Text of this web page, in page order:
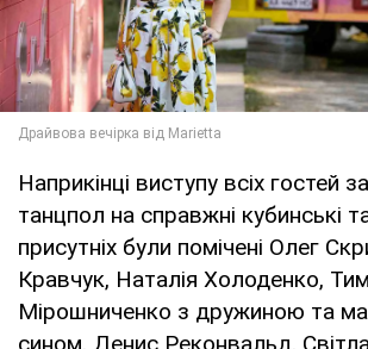
Наприкінці виступу всіх гостей
танцпол на справжні кубинські
присутніх були помічені Олег
Кравчук, Наталія Холоденко,
Мірошниченко з дружиною та